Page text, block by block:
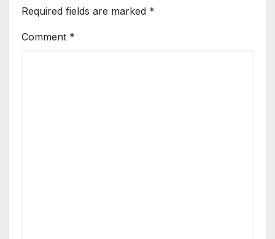
Required fields are marked *
Comment *